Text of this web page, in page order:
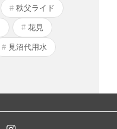
秩父ライド
花見
見沼代用水